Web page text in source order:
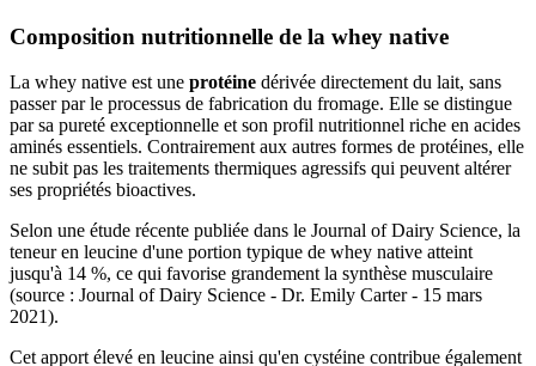
Composition nutritionnelle de la whey native
La whey native est une protéine dérivée directement du lait, sans
passer par le processus de fabrication du fromage. Elle se distingue
par sa pureté exceptionnelle et son profil nutritionnel riche en acides
aminés essentiels. Contrairement aux autres formes de protéines, elle
ne subit pas les traitements thermiques agressifs qui peuvent altérer
ses propriétés bioactives.
Selon une étude récente publiée dans le Journal of Dairy Science, la
teneur en leucine d'une portion typique de whey native atteint
jusqu'à 14 %, ce qui favorise grandement la synthèse musculaire
(source : Journal of Dairy Science - Dr. Emily Carter - 15 mars
2021).
Cet apport élevé en leucine ainsi qu'en cystéine contribue également